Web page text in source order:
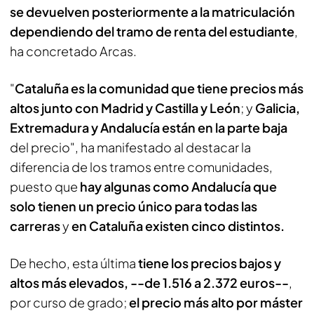
se devuelven posteriormente a la matriculación
dependiendo del tramo de renta del estudiante,
ha concretado Arcas.
"Cataluña es la comunidad que tiene precios más
altos junto con Madrid y Castilla y León; y Galicia,
Extremadura y Andalucía están en la parte baja
del precio", ha manifestado al destacar la
diferencia de los tramos entre comunidades,
puesto que hay algunas como Andalucía que
solo tienen un precio único para todas las
carrerasyen Cataluña existen cinco distintos.
De hecho, esta últimatiene los precios bajos y
altos más elevados, --de 1.516 a 2.372 euros--,
por curso de grado;el precio más alto por máster